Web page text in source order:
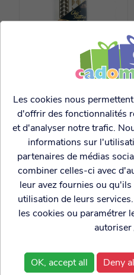
Tattoo chic métallic
Feuille Or
1.99€
Tattoo Bijou Chic
Metallic Scorpion
Les cookies nous
d'offrir des fonctionnalités
et d'analyser notre trafic.
informations sur
partenaires de médias
combiner celles-ci avec
leur avez fournies ou
utilisation de leurs
les cookies ou paramétrer
OK, accept all Deny